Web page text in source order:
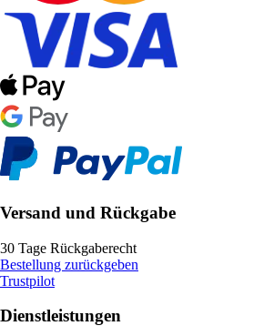
Versand und Rückgabe
30 Tage Rückgaberecht
Bestellung zurückgeben
Trustpilot
Dienstleistungen